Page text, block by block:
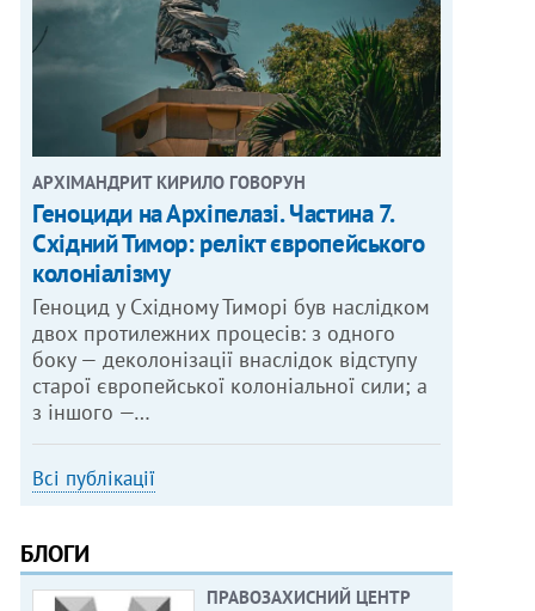
АРХІМАНДРИТ КИРИЛО ГОВОРУН
Геноциди на Архіпелазі. Частина 7.
Східний Тимор: релікт європейського
колоніалізму
Геноцид у Східному Тиморі був наслідком
двох протилежних процесів: з одного
боку — деколонізації внаслідок відступу
старої європейської колоніальної сили; а
з іншого —…
Всі публікації
БЛОГИ
ПРАВОЗАХИСНИЙ ЦЕНТР